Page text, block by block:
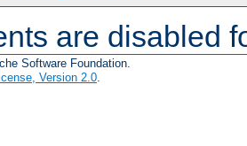
are disabled
Software Foundation.
Version 2.0.